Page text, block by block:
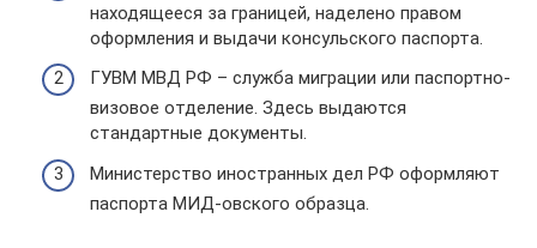
находящееся за границей, наделено правом
оформления и выдачи консульского паспорта.
ГУВМ МВД РФ – служба миграции или паспортно-
визовое отделение. Здесь выдаются
стандартные документы.
Министерство иностранных дел РФ оформляют
паспорта МИД-овского образца.